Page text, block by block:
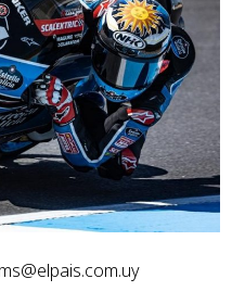
ms@elpais.com.uy